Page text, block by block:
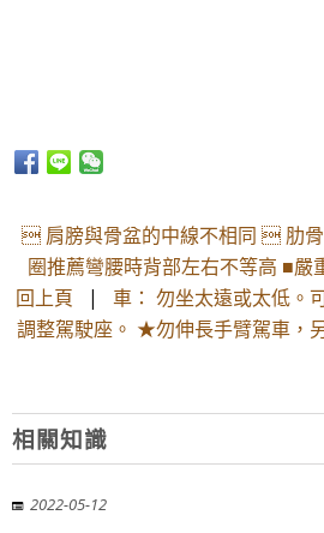
 肩膀與骨盆的中線不相同  肋
圈推薦彎腰時背部左右不等高 ■嚴
回上頁 | 車： 勿坐太遠或太低。
調整駕駛座。 ★勿伸長手臂駕車，
相關知識
2022-05-12